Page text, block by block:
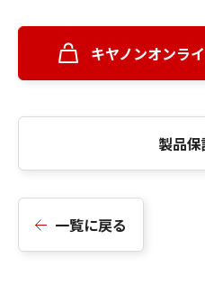
キヤノンオンラ
製品
一覧に戻る